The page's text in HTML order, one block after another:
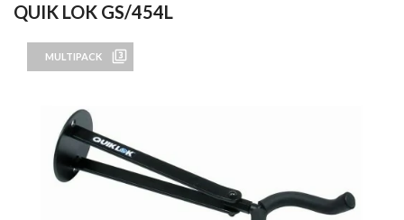
QUIK LOK GS/454L
MULTIPACK filter_3